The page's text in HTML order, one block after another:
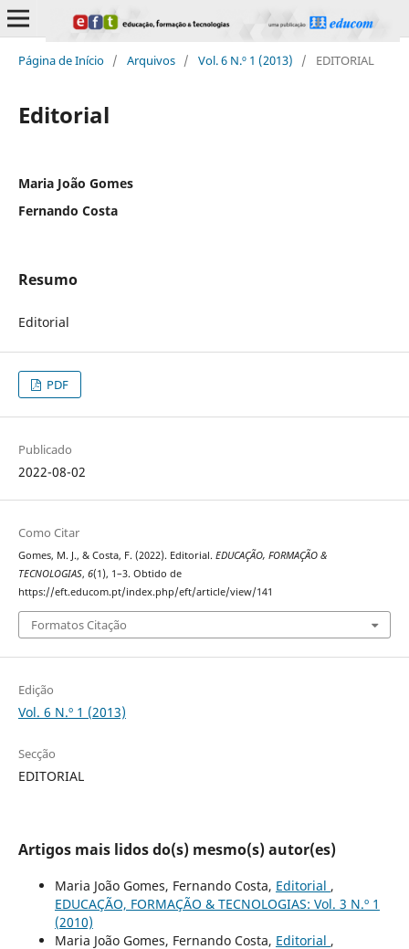
Página de Início / Arquivos / Vol. 6 N.º 1 (2013) / EDITORIAL
Editorial
Maria João Gomes
Fernando Costa
Resumo
Editorial
PDF
Publicado
2022-08-02
Como Citar
Gomes, M. J., & Costa, F. (2022). Editorial. EDUCAÇÃO, FORMAÇÃO &
TECNOLOGIAS, 6(1), 1–3. Obtido de
https://eft.educom.pt/index.php/eft/article/view/141
Formatos Citação
Edição
Vol. 6 N.º 1 (2013)
Secção
EDITORIAL
Artigos mais lidos do(s) mesmo(s) autor(es)
Maria João Gomes, Fernando Costa, Editorial ,
EDUCAÇÃO, FORMAÇÃO & TECNOLOGIAS: Vol. 3 N.º 1
(2010)
Maria João Gomes, Fernando Costa, Editorial ,